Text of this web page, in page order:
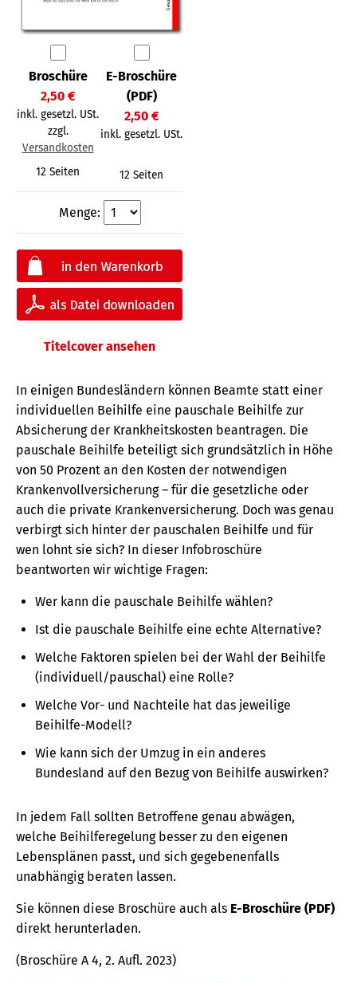
Broschüre
2,50 €
inkl. gesetzl. USt.
zzgl.
Versandkosten
12 Seiten
E-Broschüre
(PDF)
2,50 €
inkl. gesetzl. USt.
12 Seiten
Menge:
Titelcover ansehen
In einigen Bundesländern können Beamte statt einer
individuellen Beihilfe eine pauschale Beihilfe zur
Absicherung der Krankheitskosten beantragen. Die
pauschale Beihilfe beteiligt sich grundsätzlich in Höhe
von 50 Prozent an den Kosten der notwendigen
Krankenvollversicherung – für die gesetzliche oder
auch die private Krankenversicherung. Doch was genau
verbirgt sich hinter der pauschalen Beihilfe und für
wen lohnt sie sich? In dieser Infobroschüre
beantworten wir wichtige Fragen:
Wer kann die pauschale Beihilfe wählen?
Ist die pauschale Beihilfe eine echte Alternative?
Welche Faktoren spielen bei der Wahl der Beihilfe
(individuell/pauschal) eine Rolle?
Welche Vor- und Nachteile hat das jeweilige
Beihilfe-Modell?
Wie kann sich der Umzug in ein anderes
Bundesland auf den Bezug von Beihilfe auswirken?
In jedem Fall sollten Betroffene genau abwägen,
welche Beihilferegelung besser zu den eigenen
Lebensplänen passt, und sich gegebenenfalls
unabhängig beraten lassen.
Sie können diese Broschüre auch als E-Broschüre (PDF)
direkt herunterladen.
(Broschüre A 4, 2. Aufl. 2023)